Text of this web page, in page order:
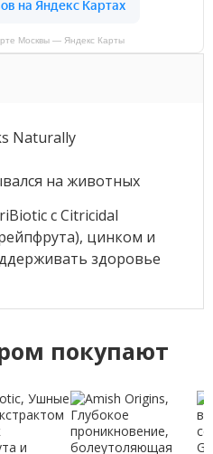
Москвы — Яндекс Карты
Naturally
на животных
с Citricidal
цинком и
здоровье
покупают